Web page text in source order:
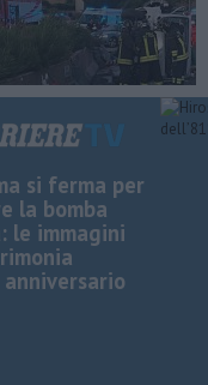
si ferma per
la bomba
le immagini
anniversario